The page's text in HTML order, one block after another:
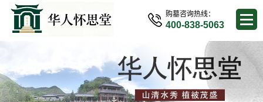
购墓咨询热线：
400-838-5063